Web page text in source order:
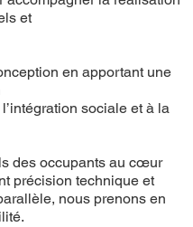
et
en apportant une
sociale et à la
des occupants au cœur
précision technique et
nous prenons en